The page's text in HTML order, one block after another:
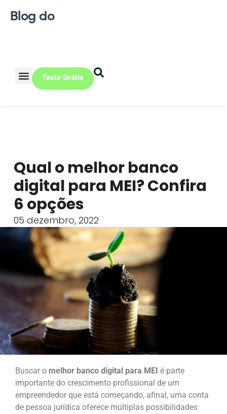
Blog do
Teste Grátis
Qual o melhor banco
digital para MEI? Confira
6 opções
05 dezembro, 2022
Buscar o melhor banco digital para MEI é parte
importante do crescimento profissional de um
empreendedor que está começando, afinal, uma conta
de pessoa jurídica oferece múltiplas possibilidades